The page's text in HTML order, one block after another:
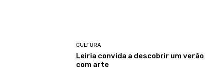
CULTURA
Leiria convida a descobrir um verão
com arte